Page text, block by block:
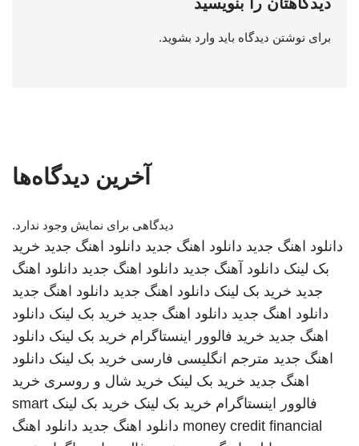
برای نوشتن دیدگاه باید وارد بشوید.
آخرین دیدگاه‌ها
دیدگاهی برای نمایش وجود ندارد.
دانلود اهنگ جدید دانلود اهنگ جدید دانلود اهنگ جدید خرید
بک لینک دانلود آهنگ جدید دانلود اهنگ جدید دانلود اهنگ
جدید خرید بک لینک دانلود اهنگ جدید دانلود اهنگ جدید
دانلود اهنگ جدید دانلود اهنگ جدید خرید بک لینک دانلود
اهنگ جدید خرید فالوور اینستاگرام خرید بک لینک دانلود
اهنگ جدید مترجم انگلیسی فارسی خرید بک لینک دانلود
اهنگ جدید خرید بک لینک خرید شال و روسری خرید
فالوور اینستاگرام خرید بک لینک خرید بک لینک smart
money credit financial دانلود اهنگ جدید دانلود اهنگ